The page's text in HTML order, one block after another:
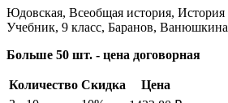
Юдовская, Всеобщая история,
Учебник, 9 класс, Баранов,
Больше 50 шт. - цена договорная
Количество Скидка
Цена